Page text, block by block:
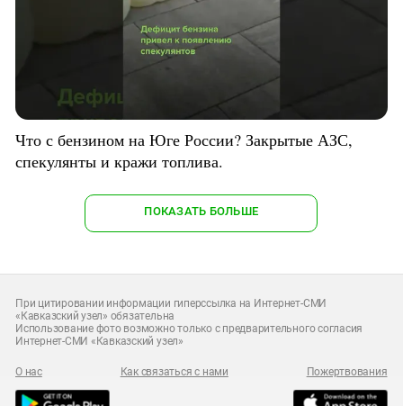
Что с бензином на Юге России? Закрытые АЗС,
спекулянты и кражи топлива.
ПОКАЗАТЬ БОЛЬШЕ
При цитировании информации гиперссылка на Интернет-СМИ
«Кавказский узел» обязательна
Использование фото возможно только с предварительного согласия
Интернет-СМИ «Кавказский узел»
О нас Как связаться с нами Пожертвования